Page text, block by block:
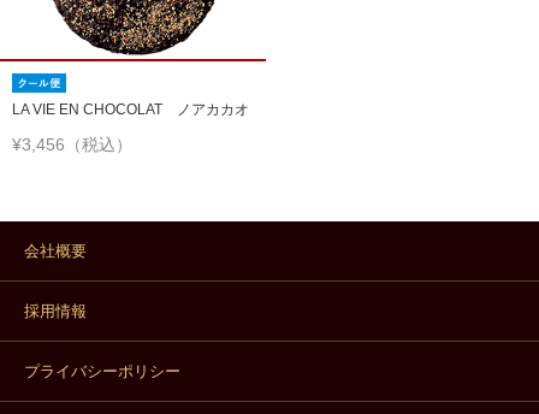
LA VIE EN CHOCOLAT ノアカカオ
¥3,456（税込）
会社概要
採用情報
プライバシーポリシー